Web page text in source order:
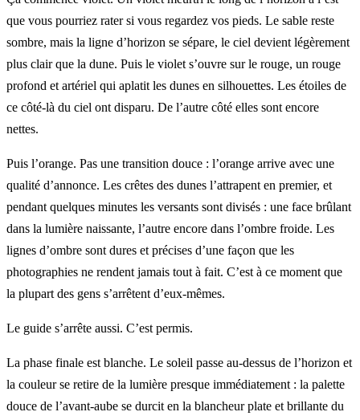
que vous pourriez rater si vous regardez vos pieds. Le sable reste
sombre, mais la ligne d’horizon se sépare, le ciel devient légèrement
plus clair que la dune. Puis le violet s’ouvre sur le rouge, un rouge
profond et artériel qui aplatit les dunes en silhouettes. Les étoiles de
ce côté-là du ciel ont disparu. De l’autre côté elles sont encore
nettes.
Puis l’orange. Pas une transition douce : l’orange arrive avec une
qualité d’annonce. Les crêtes des dunes l’attrapent en premier, et
pendant quelques minutes les versants sont divisés : une face brûlant
dans la lumière naissante, l’autre encore dans l’ombre froide. Les
lignes d’ombre sont dures et précises d’une façon que les
photographies ne rendent jamais tout à fait. C’est à ce moment que
la plupart des gens s’arrêtent d’eux-mêmes.
Le guide s’arrête aussi. C’est permis.
La phase finale est blanche. Le soleil passe au-dessus de l’horizon et
la couleur se retire de la lumière presque immédiatement : la palette
douce de l’avant-aube se durcit en la blancheur plate et brillante du